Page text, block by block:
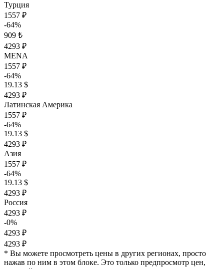
Турция
1557 ₽
-64%
909 ₺
4293 ₽
MENA
1557 ₽
-64%
19.13 $
4293 ₽
Латинская Америка
1557 ₽
-64%
19.13 $
4293 ₽
Азия
1557 ₽
-64%
19.13 $
4293 ₽
Россия
4293 ₽
-0%
4293 ₽
4293 ₽
* Вы можете просмотреть цены в других регионах, просто
нажав по ним в этом блоке. Это только предпросмотр цен,